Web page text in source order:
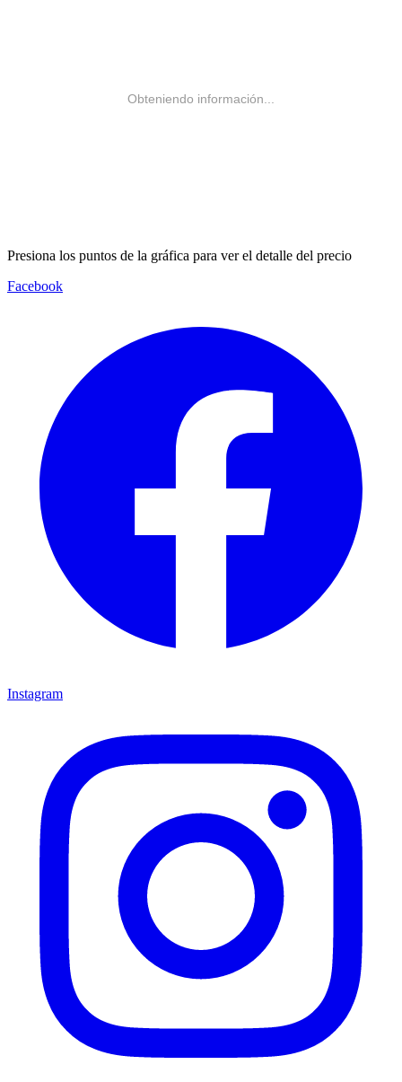
Obteniendo información...
Presiona los puntos de la gráfica para ver el detalle del precio
Facebook
Instagram